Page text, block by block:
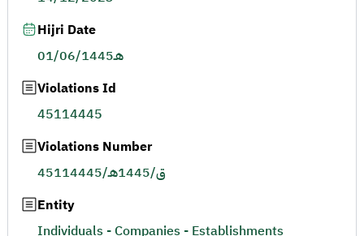
Hijri Date
01/06/1445هـ
Violations Id
45114445
Violations Number
45114445/ق/1445هـ
Entity
Individuals - Companies - Establishments